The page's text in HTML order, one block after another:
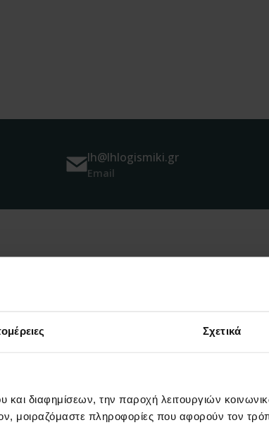
Σχετικά
και διαφημίσεων, την παροχή λειτουργιών
μοιραζόμαστε πληροφορίες που αφορούν τον
lh@lhlogismiki.gr
Email